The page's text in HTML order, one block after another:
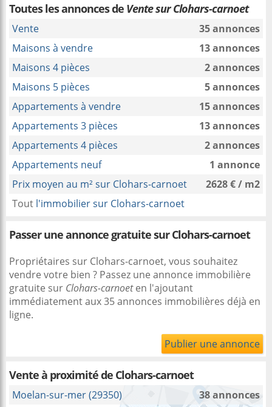
Toutes les annonces de Vente sur Clohars-carnoet
Vente
35 annonces
Maisons à vendre
13 annonces
Maisons 4 pièces
2 annonces
Maisons 5 pièces
5 annonces
Appartements à vendre
15 annonces
Appartements 3 pièces
13 annonces
Appartements 4 pièces
2 annonces
Appartements neuf
1 annonce
Prix moyen au m² sur Clohars-carnoet
2628 € / m2
Tout l'immobilier sur Clohars-carnoet
Passer une annonce gratuite sur Clohars-carnoet
Propriétaires sur Clohars-carnoet, vous souhaitez
vendre votre bien ? Passez une annonce immobilière
gratuite sur Clohars-carnoeten l'ajoutant
immédiatement aux 35 annonces immobilières déjà en
ligne.
Publier une annonce
Vente à proximitéde Clohars-carnoet
Moelan-sur-mer (29350)
38 annonces